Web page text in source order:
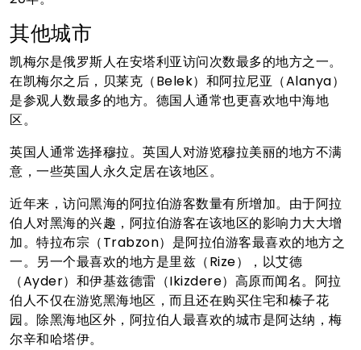
其他城市
凯梅尔是俄罗斯人在安塔利亚访问次数最多的地方之一。
在凯梅尔之后，贝莱克（Belek）和阿拉尼亚（Alanya）
是参观人数最多的地方。德国人通常也更喜欢地中海地
区。
英国人通常选择穆拉。英国人对游览穆拉美丽的地方不满
意，一些英国人永久定居在该地区。
近年来，访问黑海的阿拉伯游客数量有所增加。由于阿拉
伯人对黑海的兴趣，阿拉伯游客在该地区的影响力大大增
加。特拉布宗（Trabzon）是阿拉伯游客最喜欢的地方之
一。另一个最喜欢的地方是里兹（Rize），以艾德
（Ayder）和伊基兹德雷（Ikizdere）高原而闻名。阿拉
伯人不仅在游览黑海地区，而且还在购买住宅和榛子花
园。除黑海地区外，阿拉伯人最喜欢的城市是阿达纳，梅
尔辛和哈塔伊。